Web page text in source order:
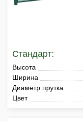
Стандарт:
Высота
Ширина
Диаметр прутка
Цвет